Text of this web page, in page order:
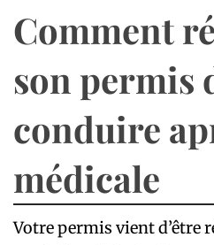
Comment
son permis
conduire
médicale
Votre permis vient d’être